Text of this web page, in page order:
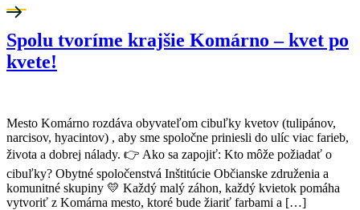
Spolu tvoríme krajšie Komárno – kvet po
kvete!
Mesto Komárno rozdáva obyvateľom cibuľky kvetov (tulipánov,
narcisov, hyacintov) , aby sme spoločne priniesli do ulíc viac farieb,
života a dobrej nálady. 👉 Ako sa zapojiť: Kto môže požiadať o
cibuľky? Obytné spoločenstvá Inštitúcie Občianske združenia a
komunitné skupiny 💛 Každý malý záhon, každý kvietok pomáha
vytvoriť z Komárna mesto, ktoré bude žiariť farbami a […]